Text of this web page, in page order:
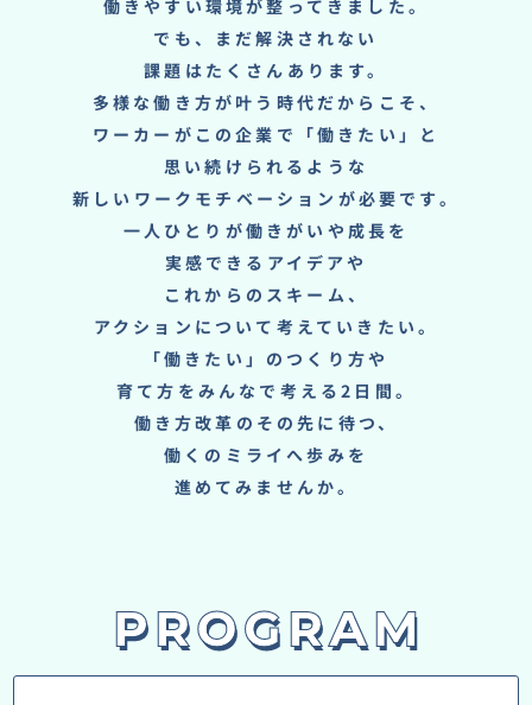
働きやすい環境が整ってきました。
でも、まだ解決されない
課題はたくさんあります。
多様な働き方が叶う時代だからこそ、
ワーカーがこの企業で「働きたい」と
思い続けられるような
新しいワークモチベーションが必要です。
一人ひとりが働きがいや成長を
実感できるアイデアや
これからのスキーム、
アクションについて考えていきたい。
「働きたい」のつくり方や
育て方をみんなで考える2日間。
働き方改革のその先に待つ、
働くのミライへ歩みを
進めてみませんか。